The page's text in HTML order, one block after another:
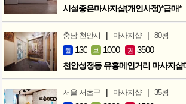
시설좋은마사지샵(개인사정)*급매*
충남 천안시 | 마사지샵 | 80평
월 130 보 1000 권 3500
천안성정동 유흥메인거리 마사지샵
서울 서초구 | 마사지샵 | 35평